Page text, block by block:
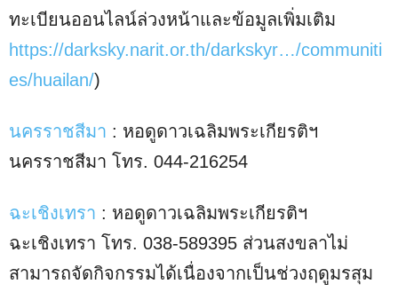
ทะเบียนออนไลน์ล่วงหน้าและข้อมูลเพิ่มเติม
https://darksky.narit.or.th/darkskyr…/communiti
es/huailan/)
นครราชสีมา : หอดูดาวเฉลิมพระเกียรติฯ
นครราชสีมา โทร. 044-216254
ฉะเชิงเทรา : หอดูดาวเฉลิมพระเกียรติฯ
ฉะเชิงเทรา โทร. 038-589395 ส่วนสงขลาไม่
สามารถจัดกิจกรรมได้เนื่องจากเป็นช่วงฤดูมรสุม